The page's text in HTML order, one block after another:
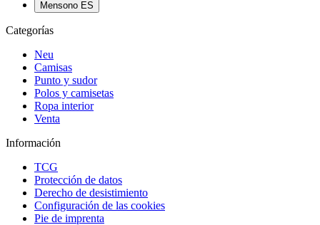
Mensono ES
Categorías
Neu
Camisas
Punto y sudor
Polos y camisetas
Ropa interior
Venta
Información
TCG
Protección de datos
Derecho de desistimiento
Configuración de las cookies
Pie de imprenta